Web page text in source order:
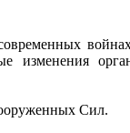
изменения
Сил.